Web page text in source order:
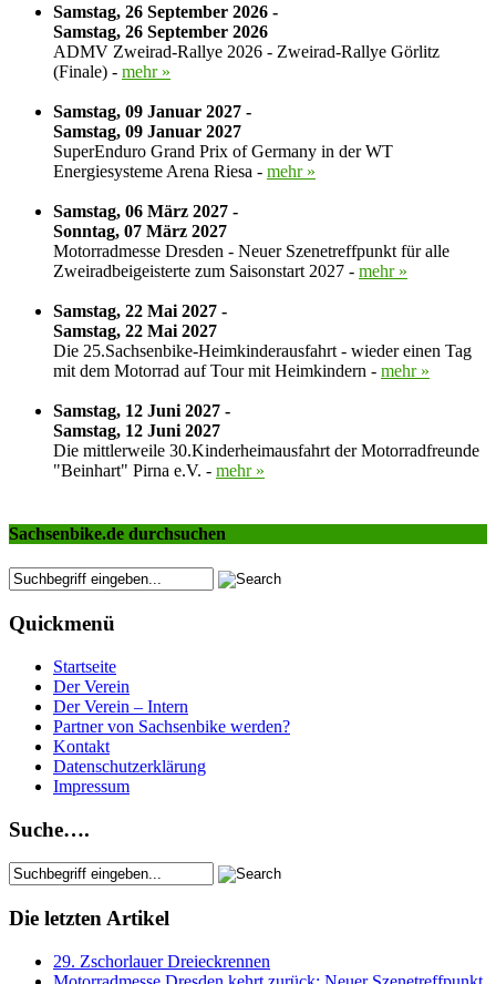
Samstag, 26 September 2026 -
Samstag, 26 September 2026
ADMV Zweirad-Rallye 2026 - Zweirad-Rallye Görlitz
(Finale) - mehr »
Samstag, 09 Januar 2027 -
Samstag, 09 Januar 2027
SuperEnduro Grand Prix of Germany in der WT
Energiesysteme Arena Riesa - mehr »
Samstag, 06 März 2027 -
Sonntag, 07 März 2027
Motorradmesse Dresden - Neuer Szenetreffpunkt für alle
Zweiradbeigeisterte zum Saisonstart 2027 - mehr »
Samstag, 22 Mai 2027 -
Samstag, 22 Mai 2027
Die 25.Sachsenbike-Heimkinderausfahrt - wieder einen Tag
mit dem Motorrad auf Tour mit Heimkindern - mehr »
Samstag, 12 Juni 2027 -
Samstag, 12 Juni 2027
Die mittlerweile 30.Kinderheimausfahrt der Motorradfreunde
"Beinhart" Pirna e.V. - mehr »
Sachsenbike.de durchsuchen
Quickmenü
Startseite
Der Verein
Der Verein – Intern
Partner von Sachsenbike werden?
Kontakt
Datenschutzerklärung
Impressum
Suche….
Die letzten Artikel
29. Zschorlauer Dreieckrennen